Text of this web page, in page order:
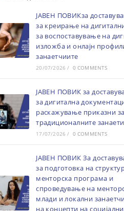
ЈАВЕН ПОВИКза
за креирање на
за воспоставување на
изложба и онлајн
занаетчиите
20/07/2026 / 0 COMMENTS
ЈАВЕН ПОВИК за
за дигитална
раскажување приказни за
традиционалните занаети
17/07/2026 / 0 COMMENTS
ЈАВЕН ПОВИК За
за подготовка на
менторска програма и
спроведување на
млади и локални
на концепти на социјални